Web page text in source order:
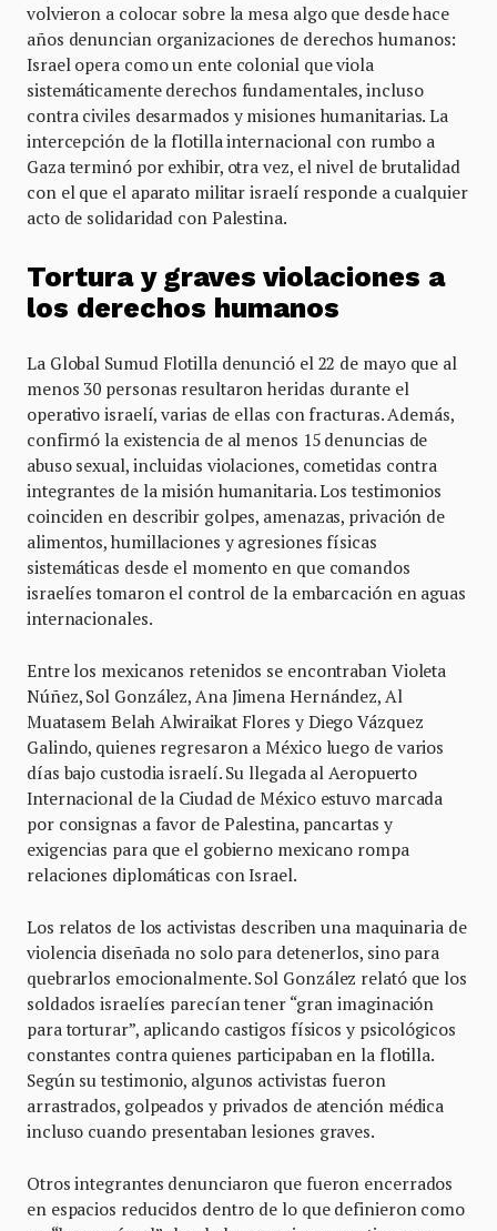
volvieron a colocar sobre la mesa algo que desde hace
años denuncian organizaciones de derechos humanos:
Israel opera como un ente colonial que viola
sistemáticamente derechos fundamentales, incluso
contra civiles desarmados y misiones humanitarias. La
intercepción de la flotilla internacional con rumbo a
Gaza terminó por exhibir, otra vez, el nivel de brutalidad
con el que el aparato militar israelí responde a cualquier
acto de solidaridad con Palestina.
Tortura y graves violaciones a
los derechos humanos
La Global Sumud Flotilla denunció el 22 de mayo que al
menos 30 personas resultaron heridas durante el
operativo israelí, varias de ellas con fracturas. Además,
confirmó la existencia de al menos 15 denuncias de
abuso sexual, incluidas violaciones, cometidas contra
integrantes de la misión humanitaria. Los testimonios
coinciden en describir golpes, amenazas, privación de
alimentos, humillaciones y agresiones físicas
sistemáticas desde el momento en que comandos
israelíes tomaron el control de la embarcación en aguas
internacionales.
Entre los mexicanos retenidos se encontraban Violeta
Núñez, Sol González, Ana Jimena Hernández, Al
Muatasem Belah Alwiraikat Flores y Diego Vázquez
Galindo, quienes regresaron a México luego de varios
días bajo custodia israelí. Su llegada al Aeropuerto
Internacional de la Ciudad de México estuvo marcada
por consignas a favor de Palestina, pancartas y
exigencias para que el gobierno mexicano rompa
relaciones diplomáticas con Israel.
Los relatos de los activistas describen una maquinaria de
violencia diseñada no solo para detenerlos, sino para
quebrarlos emocionalmente. Sol González relató que los
soldados israelíes parecían tener “gran imaginación
para torturar”, aplicando castigos físicos y psicológicos
constantes contra quienes participaban en la flotilla.
Según su testimonio, algunos activistas fueron
arrastrados, golpeados y privados de atención médica
incluso cuando presentaban lesiones graves.
Otros integrantes denunciaron que fueron encerrados
en espacios reducidos dentro de lo que definieron como